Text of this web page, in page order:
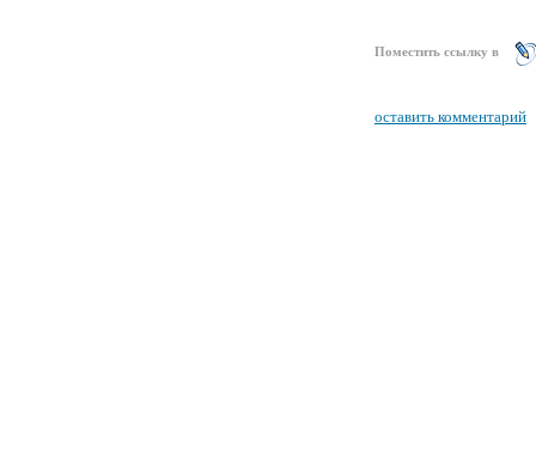
Поместить ссылку в
оставить комментарий